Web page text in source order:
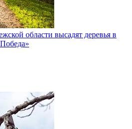
области высадят деревья в